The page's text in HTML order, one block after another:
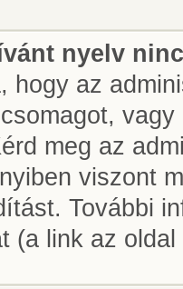
nyelv
hogy az
meg az
viszont
További
(a link az